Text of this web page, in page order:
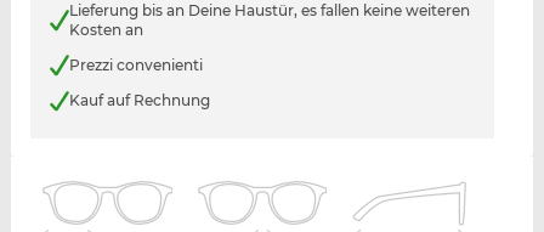
Lieferung bis an Deine Haustür, es fallen keine weiteren
Kosten an
Prezzi convenienti
Kauf auf Rechnung